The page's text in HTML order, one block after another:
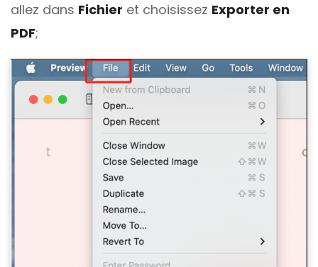
allez dans Fichier et choisissez Exporter en
PDF;